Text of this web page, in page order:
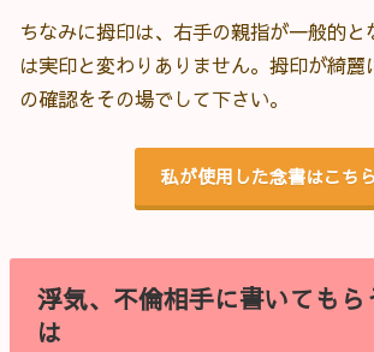
ちなみに拇印は、右手の親指が一般的と
は実印と変わりありません。拇印が綺麗
の確認をその場でして下さい。
私が使用した念書はこちら
浮気、不倫相手に書いてもら
は